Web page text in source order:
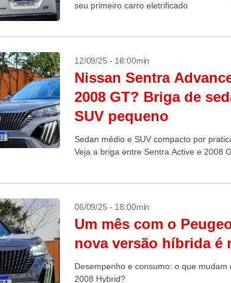
seu primeiro carro eletrificado
12/09/25 - 18:00min
Nissan Sentra
2008 GT? Briga de
SUV pequeno
Sedan médio e SUV compacto por
Veja a briga entre Sentra Active e 2008
06/09/25 - 18:00min
Um mês com o
nova versão híbrida é
Desempenho e consumo: o que
2008 Hybrid?